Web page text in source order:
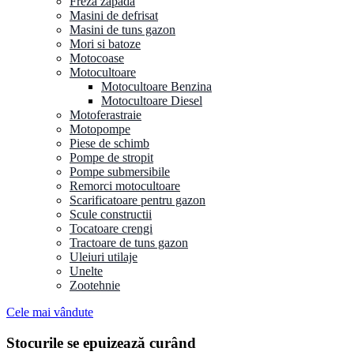
Masini de defrisat
Masini de tuns gazon
Mori si batoze
Motocoase
Motocultoare
Motocultoare Benzina
Motocultoare Diesel
Motoferastraie
Motopompe
Piese de schimb
Pompe de stropit
Pompe submersibile
Remorci motocultoare
Scarificatoare pentru gazon
Scule constructii
Tocatoare crengi
Tractoare de tuns gazon
Uleiuri utilaje
Unelte
Zootehnie
Cele mai vândute
Stocurile se epuizează curând